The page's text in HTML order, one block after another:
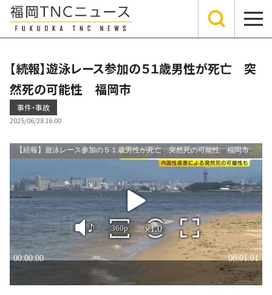
【続報】遊泳レース参加の５１歳男性が死亡 突
然死の可能性 福岡市
事件・事故
2025/06/28 16:00